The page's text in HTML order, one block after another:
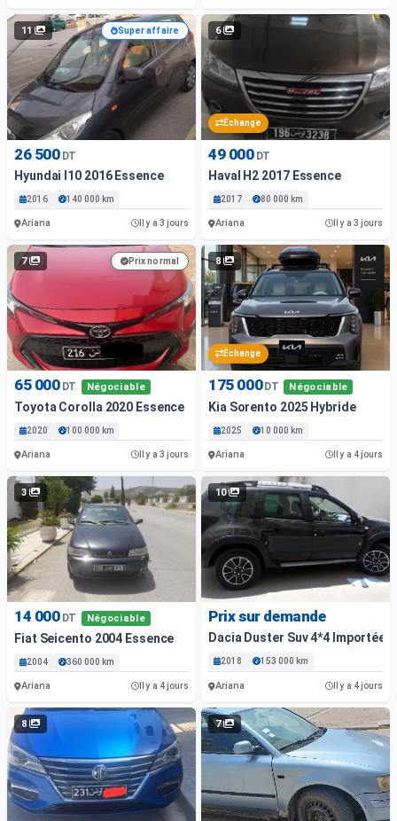
11 Super affaire
26 500 DT
Hyundai I10 2016 Essence
2016 140 000 km
Ariana Il y a 3 jours
6
Échange
49 000 DT
Haval H2 2017 Essence
2017 80 000 km
Ariana Il y a 3 jours
7 Prix normal
65 000 DT Négociable
Toyota Corolla 2020 Essence
2020 100 000 km
Ariana Il y a 3 jours
8
Échange
175 000 DT Négociable
Kia Sorento 2025 Hybride
2025 10 000 km
Ariana Il y a 4 jours
3
14 000 DT Négociable
Fiat Seicento 2004 Essence
2004 360 000 km
Ariana Il y a 4 jours
10
Prix sur demande
Dacia Duster Suv 4*4 Importée
2018 153 000 km
Ariana Il y a 4 jours
8 7